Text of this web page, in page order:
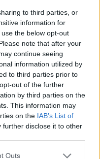
to third parties, or
information for
the below opt-out
note that after your
continue seeing
information utilized by
to third parties prior to
out of the further
by third parties on the
This information may
on the IAB’s List of
further disclose it to other
Outs
let dějepis
děti
Mene tekel
Příbram